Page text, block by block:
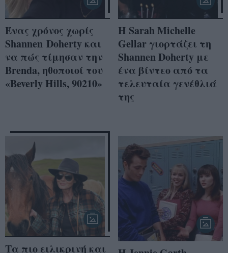
Ένας χρόνος χωρίς
Shannen Doherty και
να πώς τίμησαν την
Brenda, ηθοποιοί του
«Beverly Hills, 90210»
Η Sarah Michelle
Gellar γιορτάζει τη
Shannen Doherty με
ένα βίντεο από τα
τελευταία γενέθλιά
της
Τα πιο ειλικρινή και